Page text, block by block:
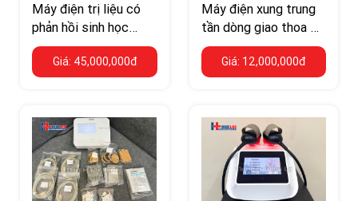
Máy điện trị liệu có
phản hồi sinh học
HB120B – kích thích
điện theo tín hiệu
EMG
Giá: 45,000,000đ
Máy điện xung trung
tần dòng giao thoa 2
kênh HB-ZP10 –
thiết bị phòng khám
Giá: 12,000,000đ